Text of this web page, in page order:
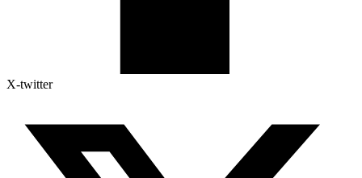
X-twitter